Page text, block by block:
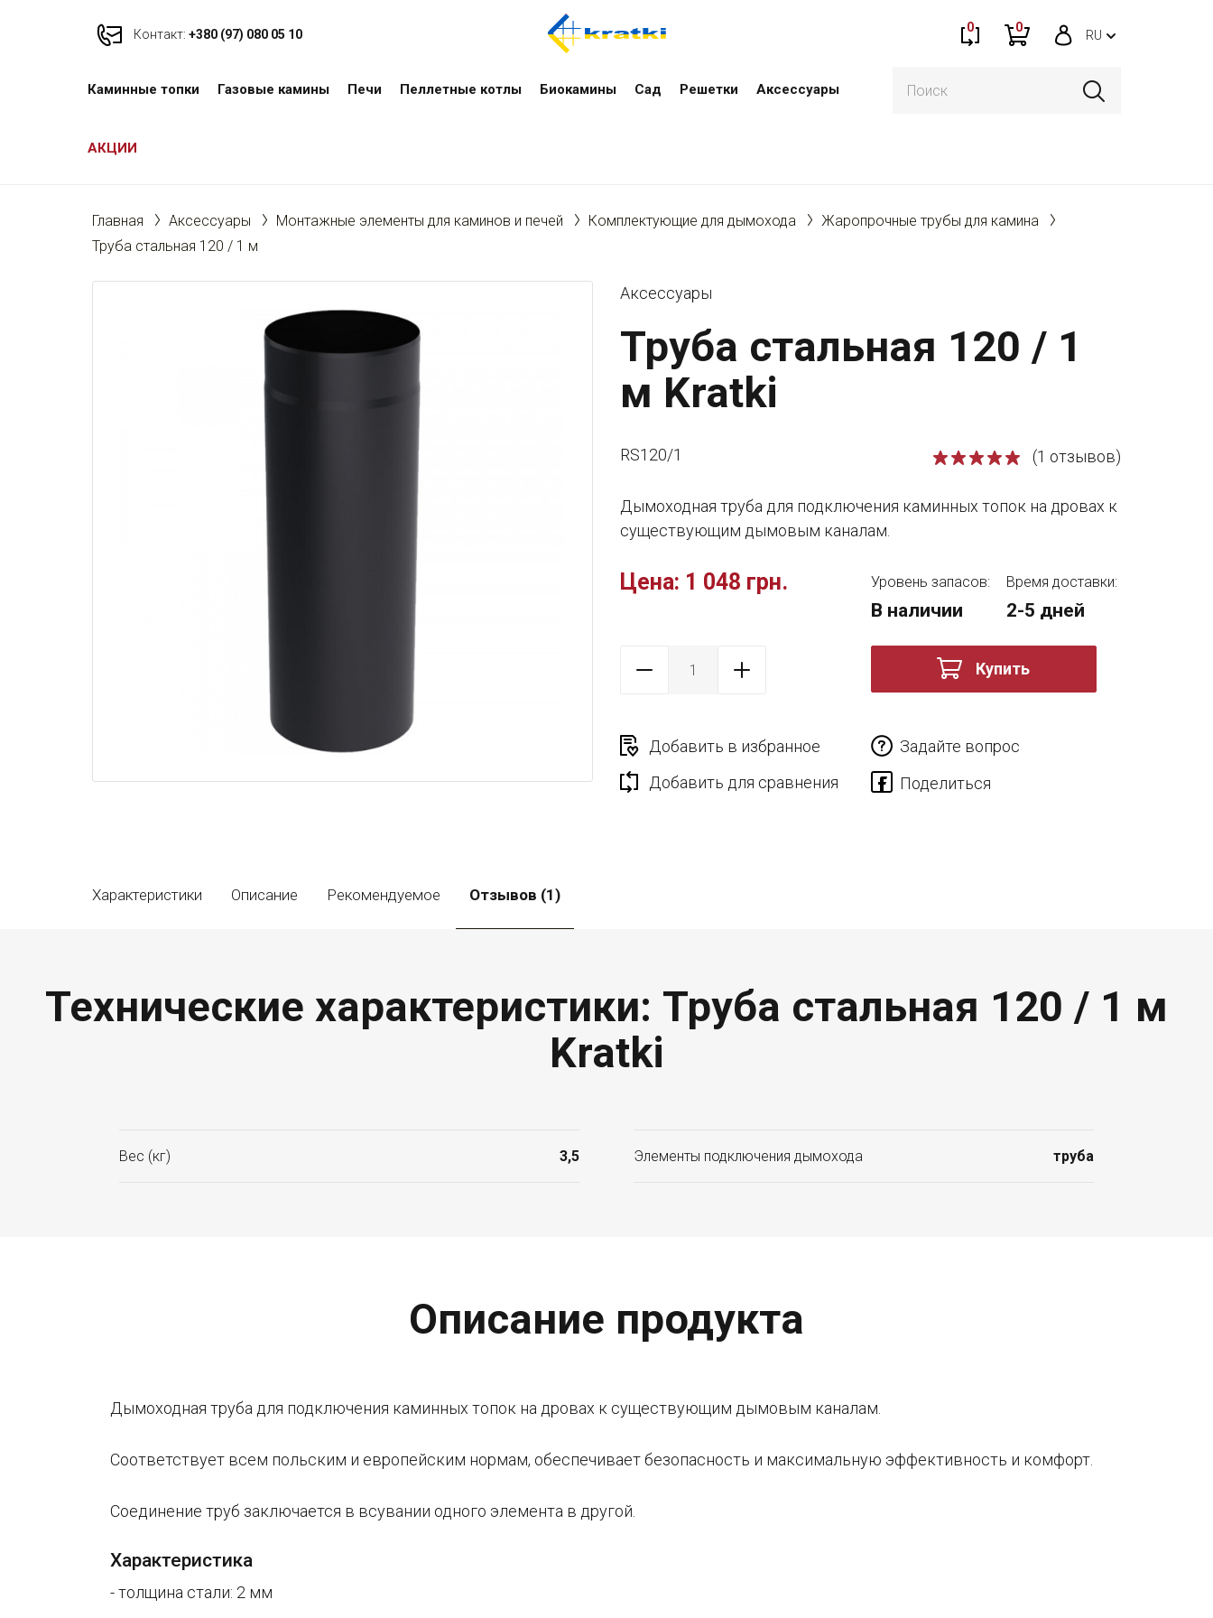
Контакт: +380 (97) 080 05 10 0 0
RU
Каминные топки Газовые камины Печи Пеллетные котлы Биокамины Сад Решетки Аксессуары
АКЦИИ
Главная Аксессуары Монтажные элементы для каминов и печей Комплектующие для дымохода
Жаропрочные трубы для камина
Труба стальная 120 / 1 м
Аксессуары
Труба стальная 120 / 1
м Kratki
RS120/1 (1 отзывов)
Дымоходная труба для подключения каминных топок на дровах к
существующим дымовым каналам.
Цена: 1 048 грн. Уровень запасов:
В наличии
Время доставки:
2-5 дней
Купить
Добавить в избранное
Задайте вопрос
Добавить для сравнения
Характеристики Описание Рекомендуемое Отзывов (1)
Технические характеристики: Труба стальная 120 / 1 м
Kratki
Вес (кг) 3,5 Элементы подключения дымохода труба
Описание продукта
Дымоходная труба для подключения каминных топок на дровах к существующим дымовым каналам.
Соответствует всем польским и европейским нормам, обеспечивает безопасность и максимальную эффективность и комфорт.
Соединение труб заключается в всувании одного элемента в другой.
Характеристика
- толщина стали: 2 мм